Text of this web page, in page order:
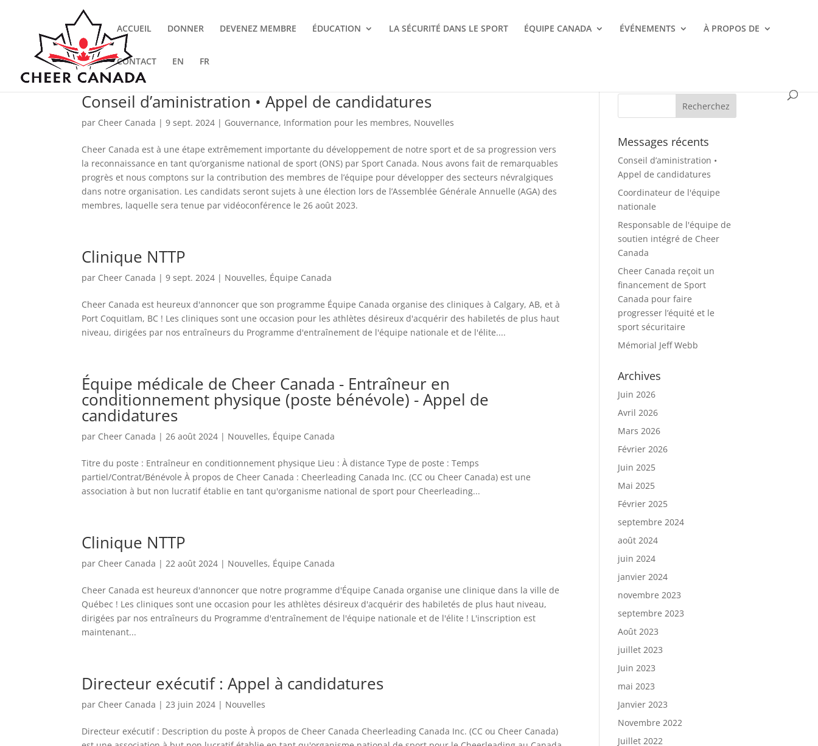
ACCUEIL DONNER DEVENEZ MEMBRE ÉDUCATION LA SÉCURITÉ DANS LE SPORT ÉQUIPE CANADA ÉVÉNEMENTS À PROPOS DE
CONTACT EN FR
Conseil d’aministration • Appel de candidatures
par Cheer Canada |9 sept. 2024 | Gouvernance, Information pour les membres, Nouvelles
Cheer Canada est à une étape extrêmement importante du développement de notre sport et de sa progression vers
la reconnaissance en tant qu’organisme national de sport (ONS) par Sport Canada. Nous avons fait de remarquables
progrès et nous comptons sur la contribution des membres de l’équipe pour développer des secteurs névralgiques
dans notre organisation. Les candidats seront sujets à une élection lors de l’Assemblée Générale Annuelle (AGA) des
membres, laquelle sera tenue par vidéoconférence le 26 août 2023.
Clinique NTTP
par Cheer Canada |9 sept. 2024 | Nouvelles, Équipe Canada
Cheer Canada est heureux d'annoncer que son programme Équipe Canada organise des cliniques à Calgary, AB, et à
Port Coquitlam, BC ! Les cliniques sont une occasion pour les athlètes désireux d'acquérir des habiletés de plus haut
niveau, dirigées par nos entraîneurs du Programme d'entraînement de l'équipe nationale et de l'élite....
Équipe médicale de Cheer Canada - Entraîneur en
conditionnement physique (poste bénévole) - Appel de
candidatures
par Cheer Canada |26 août 2024 | Nouvelles, Équipe Canada
Titre du poste : Entraîneur en conditionnement physique Lieu : À distance Type de poste : Temps
partiel/Contrat/Bénévole À propos de Cheer Canada : Cheerleading Canada Inc. (CC ou Cheer Canada) est une
association à but non lucratif établie en tant qu'organisme national de sport pour Cheerleading...
Clinique NTTP
par Cheer Canada |22 août 2024 | Nouvelles, Équipe Canada
Cheer Canada est heureux d'annoncer que notre programme d'Équipe Canada organise une clinique dans la ville de
Québec ! Les cliniques sont une occasion pour les athlètes désireux d'acquérir des habiletés de plus haut niveau,
dirigées par nos entraîneurs du Programme d'entraînement de l'équipe nationale et de l'élite ! L'inscription est
maintenant...
Directeur exécutif : Appel à candidatures
par Cheer Canada |23 juin 2024 | Nouvelles
Directeur exécutif : Description du poste À propos de Cheer Canada Cheerleading Canada Inc. (CC ou Cheer Canada)
Messages récents
Conseil d’aministration •
Appel de candidatures
Coordinateur de l'équipe
nationale
Responsable de l'équipe de
soutien intégré de Cheer
Canada
Cheer Canada reçoit un
financement de Sport
Canada pour faire
progresser l’équité et le
sport sécuritaire
Mémorial Jeff Webb
Archives
Juin 2026
Avril 2026
Mars 2026
Février 2026
Juin 2025
Mai 2025
Février 2025
septembre 2024
août 2024
juin 2024
janvier 2024
novembre 2023
septembre 2023
Août 2023
juillet 2023
Juin 2023
mai 2023
Janvier 2023
Novembre 2022
Juillet 2022